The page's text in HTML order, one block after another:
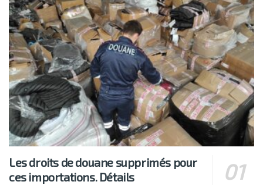
Les droits de douane supprimés pour
ces importations. Détails